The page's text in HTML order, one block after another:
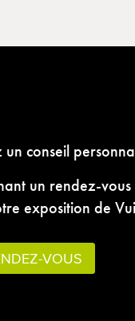
conseil
un rendez-vous
exposition de
VOUS